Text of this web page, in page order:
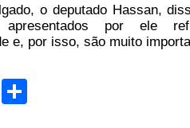
o deputado Hassan,
por ele
e, por isso, são muito
Copy